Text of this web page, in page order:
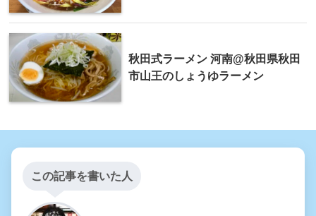
秋田式ラーメン 河南@秋田県秋田
市山王のしょうゆラーメン
この記事を書いた人